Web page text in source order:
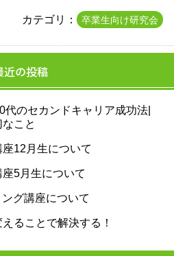
カテゴリ： 卒業生向け研究会
近の投稿
代のセカンドキャリア成功法|
こと
12月生について
5月生について
グ講座について
ることで解決する！